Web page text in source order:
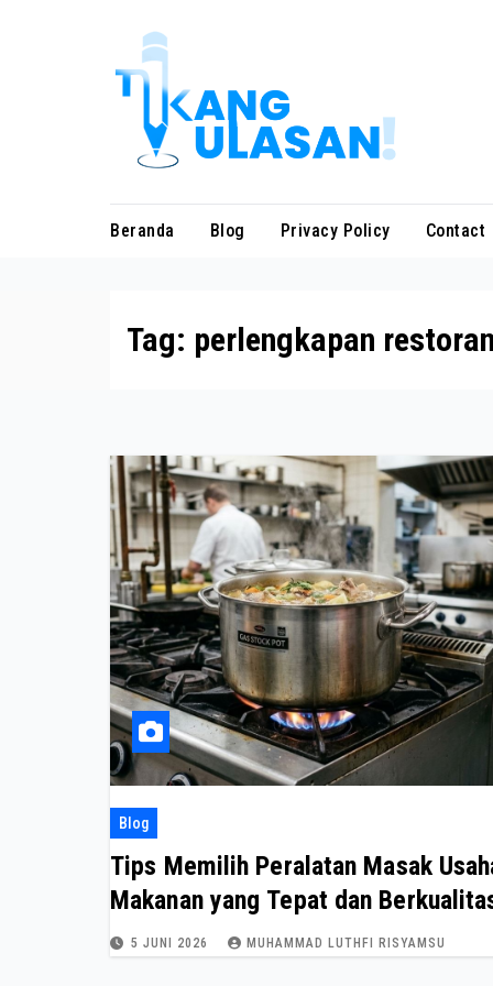
Beranda Blog Privacy Policy Contact
Tag: perlengkapan
Blog
Tips Memilih Peralatan Masak
Makanan yang Tepat dan
5 JUNI 2026 MUHAMMAD LUTHFI RISYAMSU